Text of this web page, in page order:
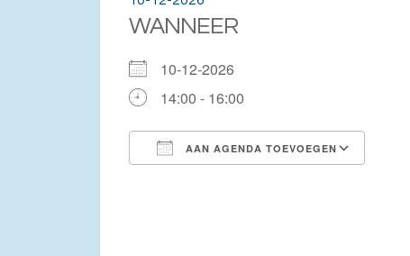
WANNEER
10-12-2026
14:00 - 16:00
AAN AGENDA TOEVOEGEN